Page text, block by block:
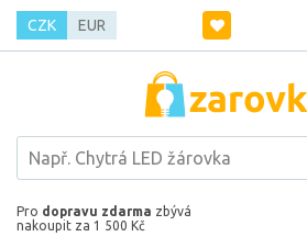
CZK EUR
Pro dopravu zdarma zbývá
nakoupit za 1 500 Kč